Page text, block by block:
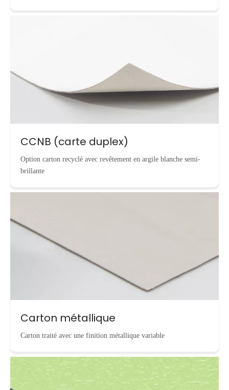
CCNB (carte duplex)
Option carton recyclé avec revêtement en argile blanche semi-
brillante
Carton métallique
Carton traité avec une finition métallique variable